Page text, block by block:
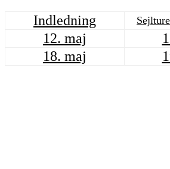
Indledning
12. maj
18. maj